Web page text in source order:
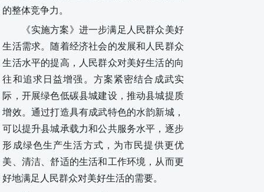
的整体竞争力。
《实施方案》 进一步满足人民群众美好
生活需求。 随着经济社会的发展和人民群众
生活水平的提高，人民群众对美好生活的向
往和追求日益增强。方案紧密结合成武实
际，开展绿色低碳县城建设，推动县城提质
增效。通过打造具有成武特色的水韵新城，
可以提升县城承载力和公共服务水平，逐步
形成绿色生产生活方式，为市民提供更优
美、清洁、舒适的生活和工作环境，从而更
好地满足人民群众对美好生活的需要。